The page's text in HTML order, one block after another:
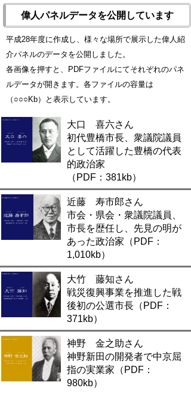
偉人パネルデータを公開しています
平成28年度に作成し、様々な場所で展示した偉人紹
介パネルのデータを公開しました。
各画像を押すと、PDFファイルにてそれぞれのパネ
ルデータが開きます。各ファイルの容量は
（○○○Kb）と表示しています。
大口 喜六さん
初代豊橋市長、衆議院議員
として活躍した豊橋の代表
的政治家
（PDF：381kb）
近藤 寿市郎さん
市会・県会・衆議院議員、
市長を歴任し、先見の明が
あった政治家（PDF：
1,010kb）
大竹 藤知さん
戦災復興事業を推進した戦
後初の公選市長（PDF：
371kb）
神野 金之助さん
神野新田の開発者で中京屈
指の実業家（PDF：
980kb）